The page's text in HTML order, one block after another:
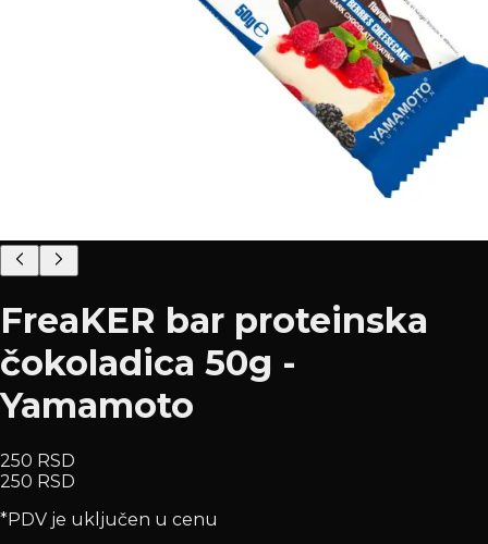
FreaKER bar proteinska
čokoladica 50g -
Yamamoto
250 RSD
250 RSD
*PDV je uključen u cenu